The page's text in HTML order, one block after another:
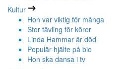
Kultur
Hon var viktig för många
Stor tävling för körer
Linda Hammar är död
Populär hjälte på bio
Hon ska dansa i tv